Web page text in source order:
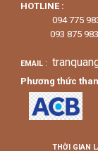
HOTLINE :
094 775
093 875
EMAIL :
Phương thức
THỜI GIAN